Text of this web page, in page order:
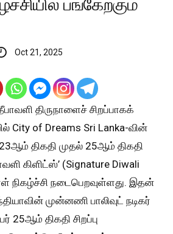
Oct 21, 2025
திருநாளைச் சிறப்பாகக்
of Dreams Sri Lanka-வின்
திகதி முதல் 25ஆம் திகதி
கிளிட்ஸ்’ (Signature Diwali
நிகழ்ச்சி நடைபெறவுள்ளது. இதன்
முன்னணி பாலிவுட் நடிகர்
25ஆம் திகதி சிறப்பு